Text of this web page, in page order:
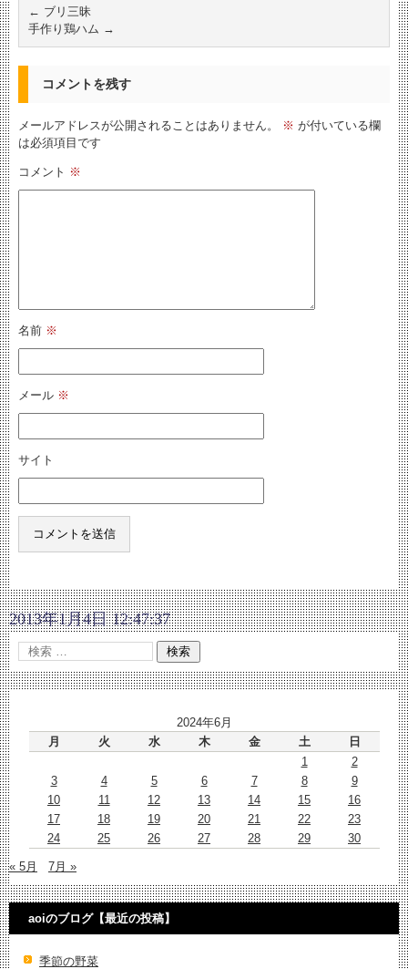
← ブリ三昧
手作り鶏ハム →
コメントを残す
メールアドレスが公開されることはありません。 ※ が付いている欄
は必須項目です
コメント ※
名前 ※
メール ※
サイト
2013年1月4日 12:47:37
2024年6月
月
火 水 木 金 土
日
1
2
3
4 5 6 7 8
9
10
11 12 13 14 15
16
17
18 19 20 21 22
23
24
25 26 27 28 29 30
« 5月 7月 »
aoiのブログ【最近の投稿】
季節の野菜